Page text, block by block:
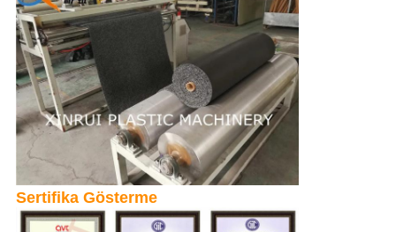
Sertifika Gösterme